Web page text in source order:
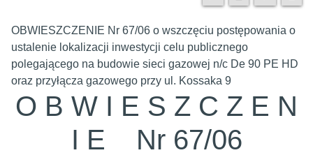
OBWIESZCZENIE Nr 67/06 o wszczęciu postępowania o
ustalenie lokalizacji inwestycji celu publicznego
polegającego na budowie sieci gazowej n/c De 90 PE HD
oraz przyłącza gazowego przy ul. Kossaka 9
O B W I E S Z C Z E N
I E Nr 67/06